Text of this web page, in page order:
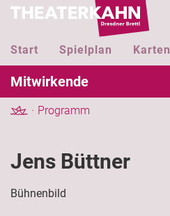
Start Spielplan Karten
Mitwirkende
Programm
Jens Büttner
Bühnenbild